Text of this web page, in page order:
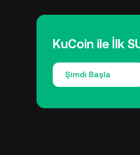
KuCoin ile İlk
Şimdi Başla